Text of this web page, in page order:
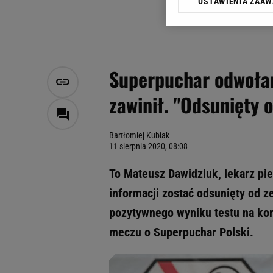
Superpuchar
zawinił. "Odsunięty
Bartłomiej Kubiak
11 sierpnia 2020, 08:08
To Mateusz Dawidziuk, lekarz
informacji zostać odsunięty od
pozytywnego wyniku testu na
meczu o Superpuchar Polski.
Klikając „Akceptuję”
Zaufanych Partnerów i
My, nasi Zaufani
Użycie dokładnych
Przechowywanie
badnie odbiorców i